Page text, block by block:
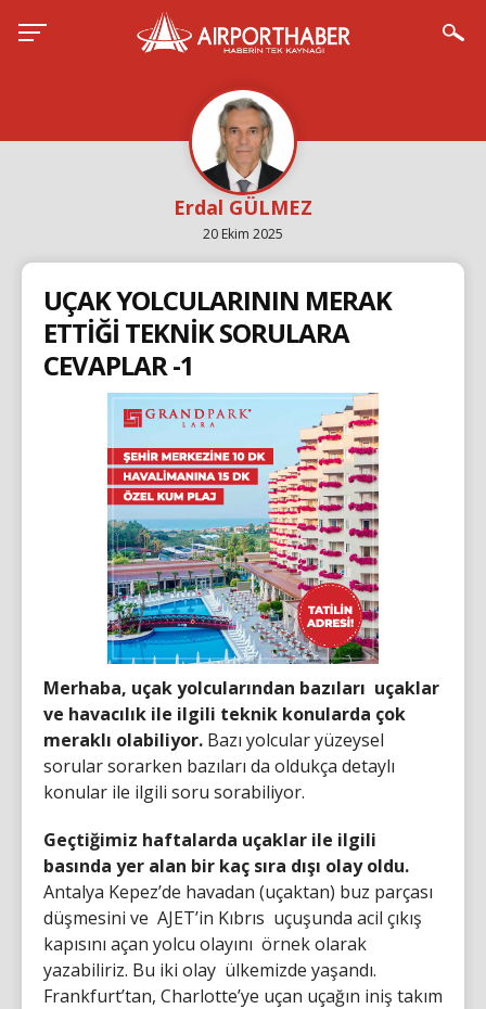
Erdal GÜLMEZ
20 Ekim 2025
UÇAK YOLCULARININ MERAK
ETTİĞİ TEKNİK SORULARA
CEVAPLAR -1
Merhaba, uçak yolcularından bazıları uçaklar
ve havacılık ile ilgili teknik konularda çok
meraklı olabiliyor. Bazı yolcular yüzeysel
sorular sorarken bazıları da oldukça detaylı
konular ile ilgili soru sorabiliyor.
Geçtiğimiz haftalarda uçaklar ile ilgili
basında yer alan bir kaç sıra dışı olay oldu.
Antalya Kepez’de havadan (uçaktan) buz parçası
düşmesini ve AJET’in Kıbrıs uçuşunda acil çıkış
kapısını açan yolcu olayını örnek olarak
yazabiliriz. Bu iki olay ülkemizde yaşandı.
Frankfurt’tan, Charlotte’ye uçan uçağın iniş takım